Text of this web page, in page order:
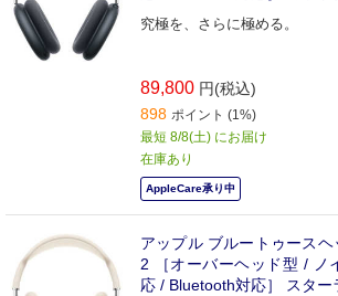
究極を、さらに極める。
89,800 円(税込)
898 ポイント (1%)
最短 8/8(土) にお届け
在庫あり
AppleCare承り中
アップル ブルートゥース
2 ［オーバーヘッド型 / ノ
応 / Bluetooth対応］ スタ